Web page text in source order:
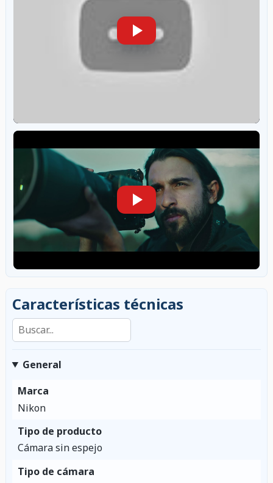
Características técnicas
Buscar en las características
General
Marca
Nikon
Tipo de producto
Cámara sin espejo
Tipo de cámara